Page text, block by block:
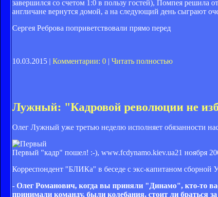
завершился со счетом 1:0 в пользу гостей), Помпея
англичане вернутся домой, а на следующий день сыграют
Сергея Реброва поприветствовали прямо перед
10.03.2015 | Комментарии: 0 | Читать полностью
Лужный: "Кадровой революции не
Олег Лужный уже третью неделю исполняет обязанности
Первый "кадр" пошел! :-), www.fcdynamo.kiev.ua21 ноября
Корреспондент "БЛИКа" в беседе с экс-капитаном сборной
- Олег Романович, когда вы приняли "Динамо", кто-то
принимали команду, были колебания, стоит ли браться за